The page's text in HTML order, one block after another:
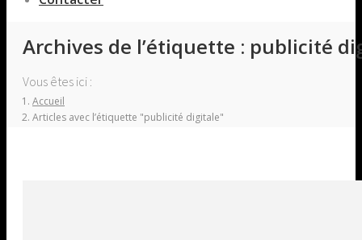
Archives de l’étiquette : publicité
Vous êtes ici :
Accueil
Articles avec l’étiquette "publicité digitale"